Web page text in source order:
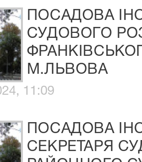
ПОСАДОВА
СУДОВОГО
М.ЛЬВОВА
11:09
ПОСАДОВА
СЕКРЕТАРЯ